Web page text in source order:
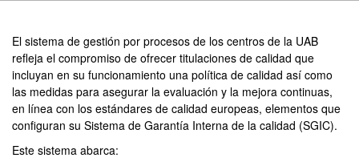
Máster Oficial - Gestión
El sistema de gestión por procesos de los centros de la UAB
refleja el compromiso de ofrecer titulaciones de calidad que
incluyan en su funcionamiento una política de calidad así como
las medidas para asegurar la evaluación y la mejora continuas,
en línea con los estándares de calidad europeas, elementos que
configuran su Sistema de Garantía Interna de la calidad (SGIC).
Este sistema abarca: